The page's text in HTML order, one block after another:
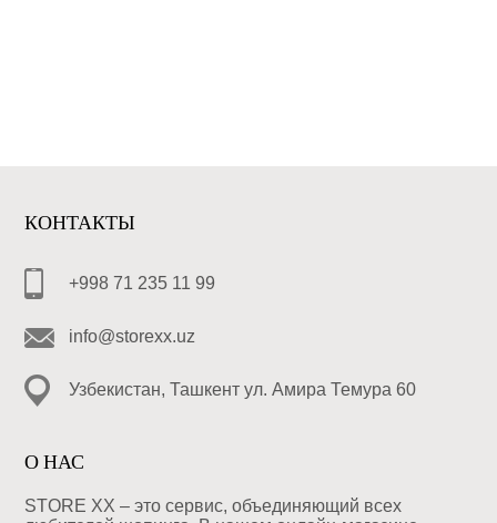
КОНТАКТЫ
+998 71 235 11 99
info@storexx.uz
Узбекистан, Ташкент ул. Амира Темура 60
О НАС
STORE XX – это сервис, объединяющий всех